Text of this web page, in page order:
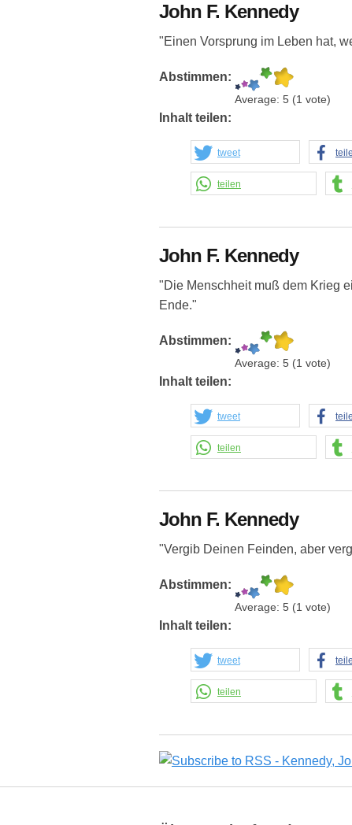
John F. Kennedy
"Einen Vorsprung im Leben hat,
Abstimmen:
Average: 5 (1 vote)
Inhalt teilen:
tweet
teilen
John F. Kennedy
"Die Menschheit muß dem Krieg
Ende."
Abstimmen:
Average: 5 (1 vote)
Inhalt teilen:
tweet
teilen
John F. Kennedy
"Vergib Deinen Feinden, aber
Abstimmen:
Average: 5 (1 vote)
Inhalt teilen:
tweet
teilen